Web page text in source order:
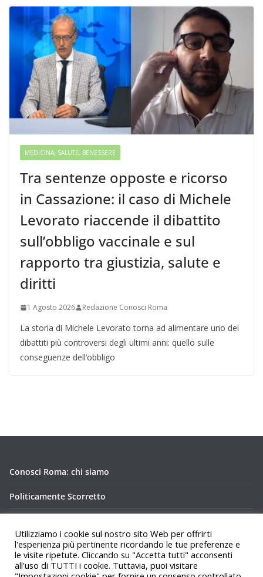
MEDICINA, SALUTE, BENESSERE
Tra sentenze opposte e ricorso
in Cassazione: il caso di Michele
Levorato riaccende il dibattito
sull’obbligo vaccinale e sul
rapporto tra giustizia, salute e
diritti
1 Agosto 2026 Redazione Conosci Roma
La storia di Michele Levorato torna ad alimentare uno dei
dibattiti più controversi degli ultimi anni: quello sulle
conseguenze dell’obbligo
Conosci Roma: chi siamo
Politicamente Scorretto
Utilizziamo i cookie sul nostro sito Web per offrirti
l'esperienza più pertinente ricordando le tue preferenze e
le visite ripetute. Cliccando su "Accetta tutti" acconsenti
all'uso di TUTTI i cookie. Tuttavia, puoi visitare